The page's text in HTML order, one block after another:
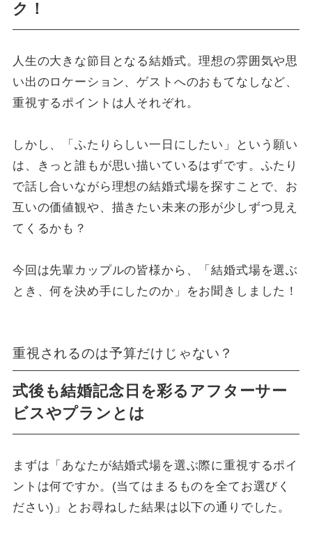
ク！
人生の大きな節目となる結婚式。理想の雰囲気や思
い出のロケーション、ゲストへのおもてなしなど、
重視するポイントは人それぞれ。
しかし、「ふたりらしい一日にしたい」という願い
は、きっと誰もが思い描いているはずです。ふたり
で話し合いながら理想の結婚式場を探すことで、お
互いの価値観や、描きたい未来の形が少しずつ見え
てくるかも？
今回は先輩カップルの皆様から、「結婚式場を選ぶ
とき、何を決め手にしたのか」をお聞きしました！
重視されるのは予算だけじゃない？
式後も結婚記念日を彩るアフターサー
ビスやプランとは
まずは「あなたが結婚式場を選ぶ際に重視するポイ
ントは何ですか。(当てはまるものを全てお選びく
ださい)」とお尋ねした結果は以下の通りでした。